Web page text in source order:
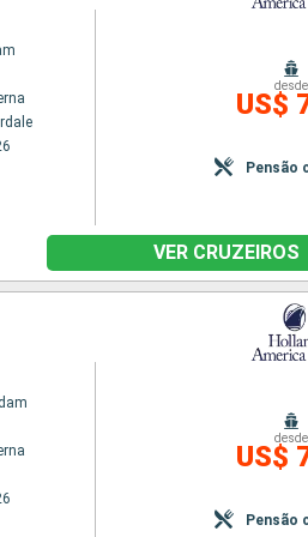
desde
US$
Pensão
VER CRUZEIROS
desde
US$
Pensão